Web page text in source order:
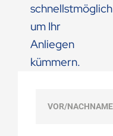
schnellstmöglich
um Ihr
Anliegen
kümmern.